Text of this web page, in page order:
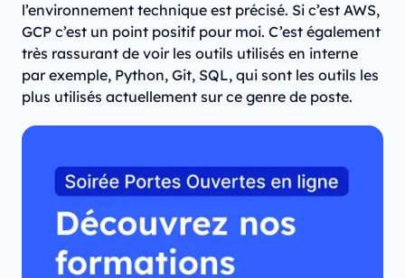
l’environnement technique est précisé. Si c’est AWS,
GCP c’est un point positif pour moi. C’est également
très rassurant de voir les outils utilisés en interne
par exemple, Python, Git, SQL, qui sont les outils les
plus utilisés actuellement sur ce genre de poste.